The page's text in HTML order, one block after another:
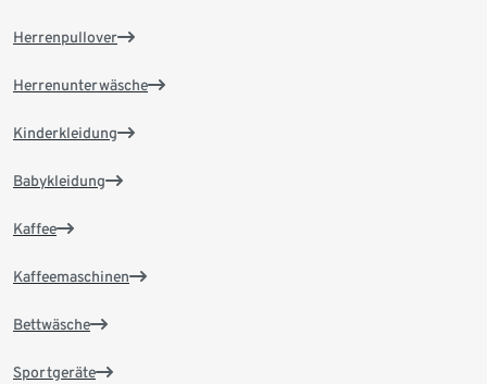
Herrenpullover
Herrenunterwäsche
Kinderkleidung
Babykleidung
Kaffee
Kaffeemaschinen
Bettwäsche
Sportgeräte